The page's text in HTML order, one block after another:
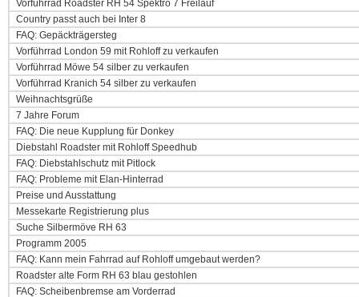
Vorführrad Roadster RH 54 Spektro 7 Freilauf
Country passt auch bei Inter 8
FAQ: Gepäckträgersteg
Vorführrad London 59 mit Rohloff zu verkaufen
Vorführrad Möwe 54 silber zu verkaufen
Vorführrad Kranich 54 silber zu verkaufen
Weihnachtsgrüße
7 Jahre Forum
FAQ: Die neue Kupplung für Donkey
Diebstahl Roadster mit Rohloff Speedhub
FAQ: Diebstahlschutz mit Pitlock
FAQ: Probleme mit Elan-Hinterrad
Preise und Ausstattung
Messekarte Registrierung plus
Suche Silbermöve RH 63
Programm 2005
FAQ: Kann mein Fahrrad auf Rohloff umgebaut werden?
Roadster alte Form RH 63 blau gestohlen
FAQ: Scheibenbremse am Vorderrad